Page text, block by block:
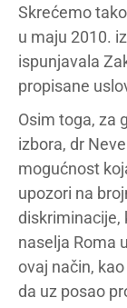
Skrećemo
u maju 2010.
ispunjavala
propisane
Osim toga, za
izbora, dr
mogućnost
upozori na
diskriminacije,
naselja Roma
ovaj način,
da uz posao